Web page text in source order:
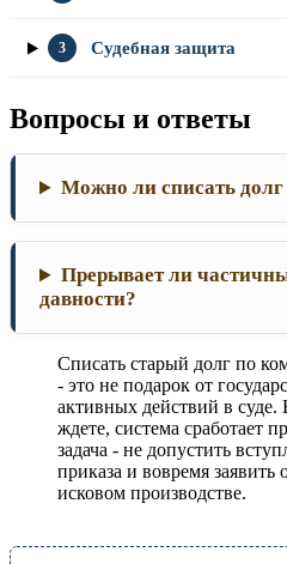
3 Судебная защита
Вопросы и ответы
Можно ли списать долг
Прерывает ли
давности?
Списать старый долг по
- это не подарок от
активных действий в
ждете, система сработает
задача - не допустить
приказа и вовремя заявить
исковом производстве.